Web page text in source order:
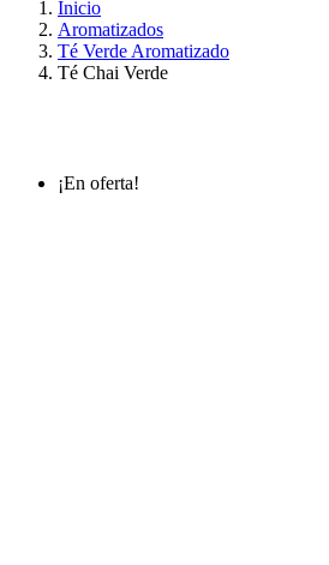
Inicio
Aromatizados
Té Verde Aromatizado
Té Chai Verde
¡En oferta!